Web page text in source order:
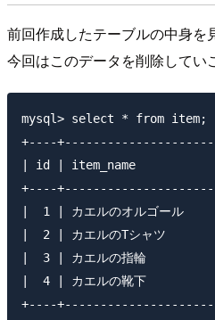
前回作成したテーブルの中身を
今回はこのデータを削除してい
mysql> select * from item;
+----
| id | item_name
+----
|  1 | カエルのオルゴー
|  2 | カエルのTシャツ
|  3 | カエルの指輪
|  4 | カエルの靴下
+----